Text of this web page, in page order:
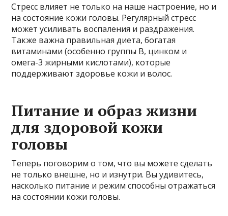
Стресс влияет не только на наше настроение, но и
на состояние кожи головы. Регулярный стресс
может усиливать воспаления и раздражения.
Также важна правильная диета, богатая
витаминами (особенно группы B, цинком и
омега-3 жирными кислотами), которые
поддерживают здоровье кожи и волос.
Питание и образ жизни
для здоровой кожи
головы
Теперь поговорим о том, что вы можете сделать
не только внешне, но и изнутри. Вы удивитесь,
насколько питание и режим способны отражаться
на состоянии кожи головы.